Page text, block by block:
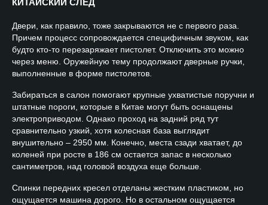
КИТАЙСКИЙ СЛЕД
Двери, как правило, тоже закрываются не с первого раза.
Причем процесс сопровождается специфичным звуком, как
будто кто-то перезаряжает пистолет. Отключить это можно
через меню. Оружейную тему продолжают дверные ручки,
выполненные в форме пистолетов.
Забираться в салон помогают крупные ухватистые поручни и
штатные пороги, которые в Китае могут быть оснащены
электроприводом. Однако проход на задний ряд тут
сравнительно узкий, хотя колесная база выглядит
внушительно – 2950 мм. Конечно, места сзади хватает, до
коленей при росте в 186 см остается запас в несколько
сантиметров, над головой воздуха еще больше.
Спинки передних кресел отделаны жестким пластиком, но
ощущается машина дорого. Но в остальном ощущается